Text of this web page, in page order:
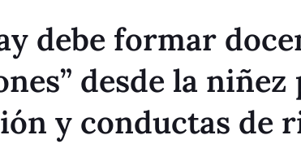
debe formar
desde la
y conductas de